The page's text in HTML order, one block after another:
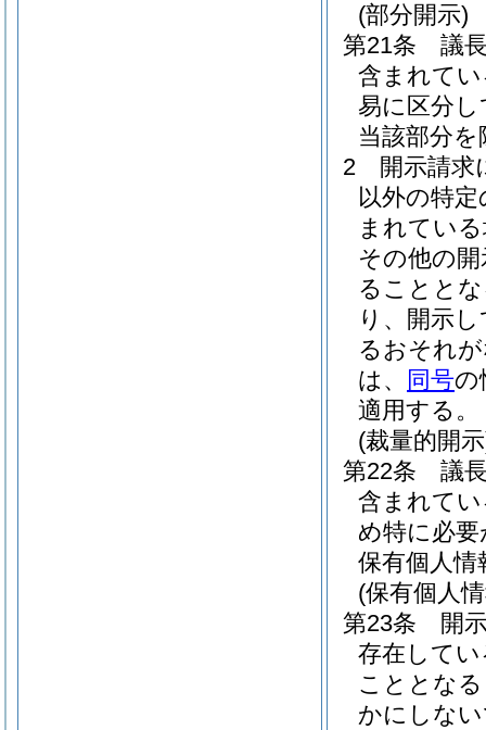
(部分開示)
第21条
議
含まれて
易に区分
当該部分
2
開示請求
以外の特
まれてい
その他の
ることと
り、開示
るおそれ
は、
同号の
適用する。
(裁量的開
第22条
議
含まれて
め特に必
保有個人
(保有個人
第23条
開
存在して
こととな
かにしな